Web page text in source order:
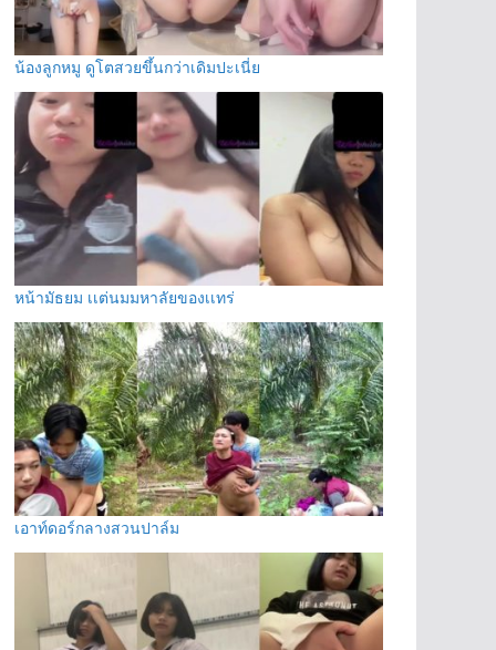
น้องลูกหมู ดูโตสวยขึ้นกว่าเดิมปะเนี่ย
หน้ามัธยม เเต่นมมหาลัยของเเทร่
เอาท์ดอร์กลางสวนปาล์ม